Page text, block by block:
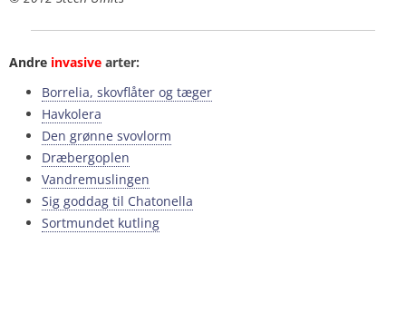
Andre invasive arter:
Borrelia, skovflåter og tæger
Havkolera
Den grønne svovlorm
Dræbergoplen
Vandremuslingen
Sig goddag til Chatonella
Sortmundet kutling